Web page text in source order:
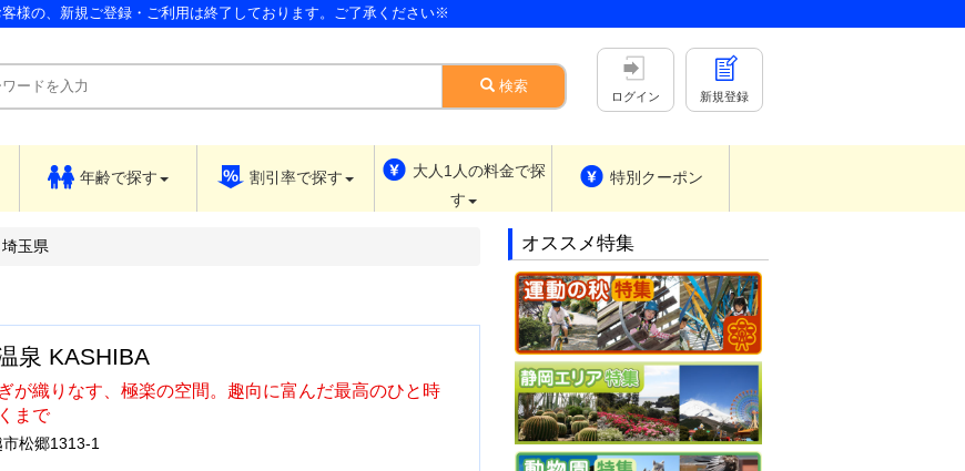
の、新規ご登録・ご利用は終了しております。ご了承ください※
検索
ログイン 新規登録
年齢で探す 割引率で探す 大人1人の料金で探
す
特別クーポン
埼玉県
泉 KASHIBA
が織りなす、極楽の空間。趣向に富んだ最高のひと時
まで
松郷1313-1
オススメ特集